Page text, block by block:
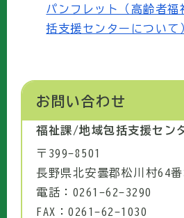
パンフレット（高齢者福
括支援センターについ
お問い合わせ
福祉課/地域包括支援セン
〒399-8501
長野県北安曇郡松川村64番
電話：0261-62-3290
FAX：0261-62-1030